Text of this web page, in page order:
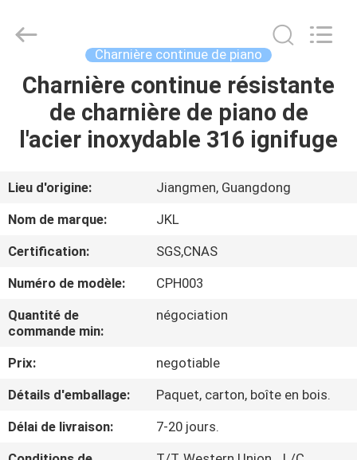
MAISON
PRODUITS
AU
SUJET
DE
VISITE
CONTRÔLE
DE
QUALITÉ
Co.,Ltd.
Developed
Charnière continue de piano
Charnière continue résistante
de charnière de piano de
l'acier inoxydable 316 ignifuge
Lieu d'origine:
Jiangmen, Guangdong
Nom de marque:
JKL
Certification:
SGS,CNAS
Numéro de modèle:
CPH003
Quantité de
commande min:
négociation
Prix:
negotiable
Détails d'emballage:
Paquet, carton, boîte en bois.
Délai de livraison:
7-20 jours.